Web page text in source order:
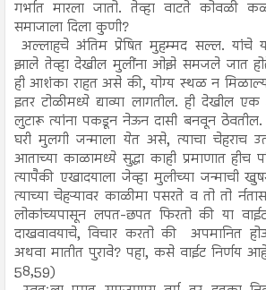
गर्भात मारला जातो. तेव्हा वाटते कोवळी
समाजाला दिला कुणी?
अल्लाहचे अंतिम प्रेषित मुहम्मद सल्ल. यांचे
झाले तेव्हा देखील मुलींना ओझे समजले जात
ही आशंका राहत असे की, योग्य स्थळ न
इतर टोळीमध्ये द्याव्या लागतील. ही
लुटारू त्यांना पकडून नेऊन दासी बनवून ठेवतील.
घरी मुलगी जन्माला येत असे, त्याचा
आताच्या काळामध्ये सुद्धा काही प्रमाणात हीच
त्यापैकी एखादयाला जेव्हा मुलीच्या जन्माची
त्याच्या चेहऱ्यावर काळीमा पसरते व तो तो
लोकांच्यपासून लपत-छपत फिरतो की या
दाखवावयाचे, विचार करतो की अपमानित
अथवा मातीत पुरावे? पहा, कसे वाईट निर्णय
58,59)